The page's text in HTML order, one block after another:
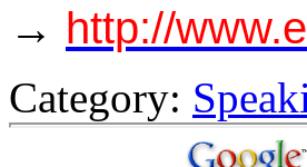
→ http://
Category: